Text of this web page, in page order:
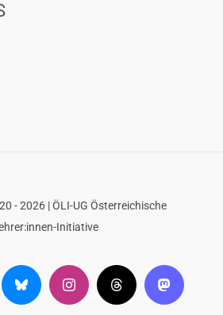
- 2026 | ÖLI-UG Österreichische
Initiative